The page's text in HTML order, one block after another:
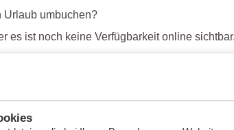
Urlaub umbuchen?
es ist noch keine Verfügbarkeit online